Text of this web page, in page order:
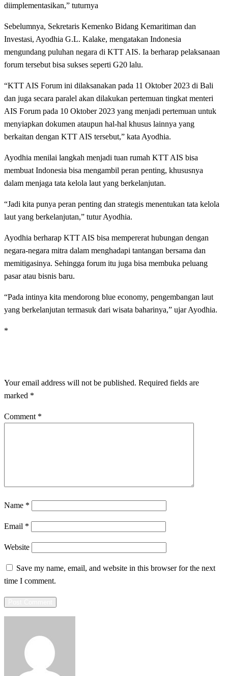
diimplementasikan,” tuturnya
Sebelumnya, Sekretaris Kemenko Bidang Kemaritiman dan
Investasi, Ayodhia G.L. Kalake, mengatakan Indonesia
mengundang puluhan negara di KTT AIS. Ia berharap pelaksanaan
forum tersebut bisa sukses seperti G20 lalu.
“KTT AIS Forum ini dilaksanakan pada 11 Oktober 2023 di Bali
dan juga secara paralel akan dilakukan pertemuan tingkat menteri
AIS Forum pada 10 Oktober 2023 yang menjadi pertemuan untuk
menyiapkan dokumen ataupun hal-hal khusus lainnya yang
berkaitan dengan KTT AIS tersebut,” kata Ayodhia.
Ayodhia menilai langkah menjadi tuan rumah KTT AIS bisa
membuat Indonesia bisa mengambil peran penting, khususnya
dalam menjaga tata kelola laut yang berkelanjutan.
“Jadi kita punya peran penting dan strategis menentukan tata kelola
laut yang berkelanjutan,” tutur Ayodhia.
Ayodhia berharap KTT AIS bisa mempererat hubungan dengan
negara-negara mitra dalam menghadapi tantangan bersama dan
memitigasinya. Sehingga forum itu juga bisa membuka peluang
pasar atau bisnis baru.
“Pada intinya kita mendorong blue economy, pengembangan laut
yang berkelanjutan termasuk dari wisata baharinya,” ujar Ayodhia.
*
Your email address will not be published. Required fields are
marked *
Comment *
Name *
Email *
Website
Save my name, email, and website in this browser for the next
time I comment.